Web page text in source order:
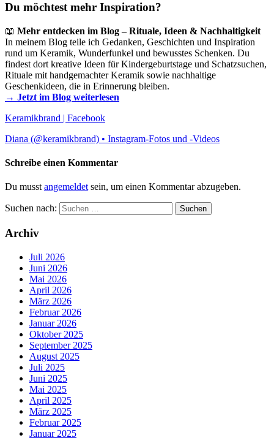
Du möchtest mehr Inspiration?
📖 Mehr entdecken im Blog – Rituale, Ideen & Nachhaltigkeit
In meinem Blog teile ich Gedanken, Geschichten und Inspiration
rund um Keramik, Wunderfunkel und bewusstes Schenken. Du
findest dort kreative Ideen für Kindergeburtstage und Schatzsuchen,
Rituale mit handgemachter Keramik sowie nachhaltige
Geschenkideen, die in Erinnerung bleiben.
→ Jetzt im Blog weiterlesen
Keramikbrand | Facebook
Diana (@keramikbrand) • Instagram-Fotos und -Videos
Schreibe einen Kommentar
Du musstangemeldetsein, um einen Kommentar abzugeben.
Suchen nach:
Archiv
Juli 2026
Juni 2026
Mai 2026
April 2026
März 2026
Februar 2026
Januar 2026
Oktober 2025
September 2025
August 2025
Juli 2025
Juni 2025
Mai 2025
April 2025
März 2025
Februar 2025
Januar 2025